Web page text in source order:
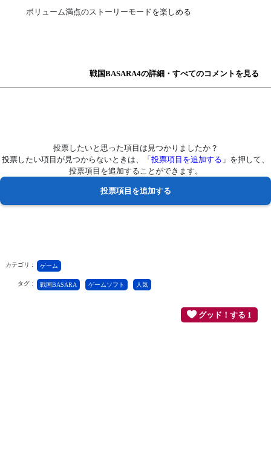
ボリューム満点のストーリーモードを楽しめる
戦国BASARA4の詳細・すべてのコメントを見る
投票したいと思った項目は見つかりましたか？
投票したい項目が見つからないときは、「 投票項目を追加する 」を押して、
投票項目を追加することができます。
カテゴリ： ゲーム
タグ： 戦国BASARA ゲームソフト 人気
グッド！する 1